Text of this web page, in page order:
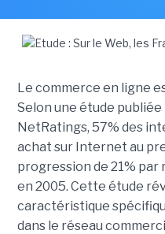
Le commerce en ligne
Selon une étude
NetRatings, 57% des
achat sur Internet au
progression de 21%
en 2005. Cette étude
caractéristique
dans le réseau